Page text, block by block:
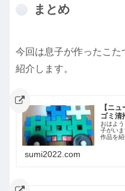
まとめ
今回は息子が作ったこた
紹介します。
【ニ
ゴミ清
おはよ
子がい
作品を
子が作
sumi2022.com